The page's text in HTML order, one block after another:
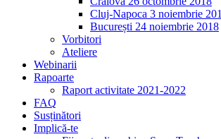
Cluj-Napoca 3 noiembrie
București 24 noiembrie 2018
Vorbitori
Ateliere
Webinarii
Rapoarte
Raport activitate 2021-2022
FAQ
Susținători
Implică-te